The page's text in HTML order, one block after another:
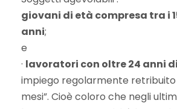
giovani di età compresa tra i
anni;
e
· lavoratori con oltre 24 anni
impiego regolarmente retribuito
mesi”. Cioè coloro che negli